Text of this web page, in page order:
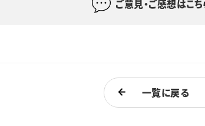
ご意見・ご感想はこ
一覧に戻る